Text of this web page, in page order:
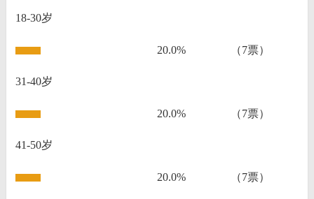
18-30岁
20.0% （7票）
31-40岁
20.0% （7票）
41-50岁
20.0% （7票）